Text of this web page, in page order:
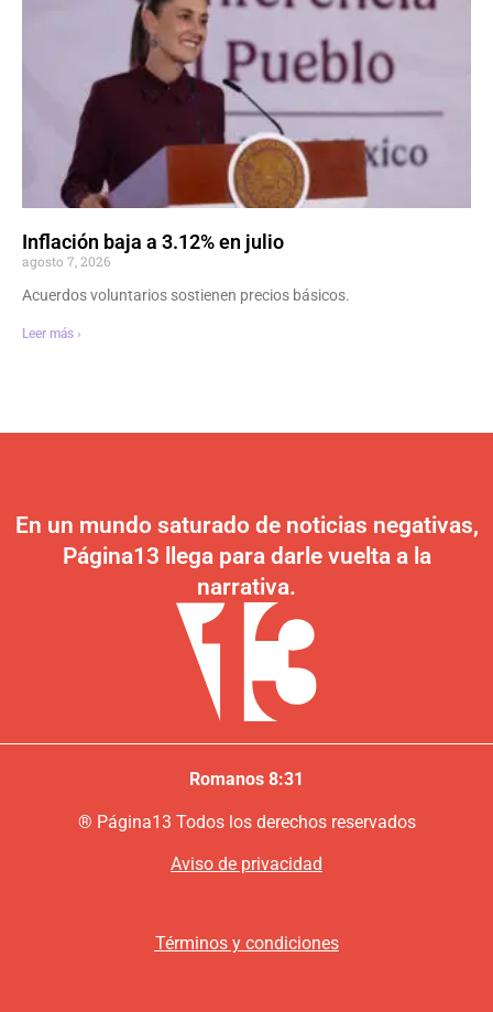
Inflación baja a 3.12% en julio
agosto 7, 2026
Acuerdos voluntarios sostienen precios básicos.
Leer más ›
En un mundo saturado de noticias negativas,
Página13 llega para darle vuelta a la
narrativa.
Romanos 8:31
® Página13 Todos los derechos reservados
Aviso de privacidad
Términos y condiciones